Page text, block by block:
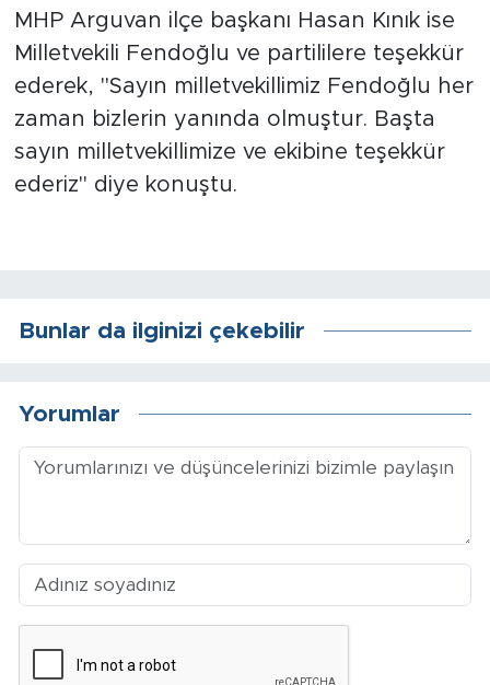
MHP Arguvan ilçe başkanı Hasan Kınık ise
Milletvekili Fendoğlu ve partililere teşekkür
ederek, "Sayın milletvekillimiz Fendoğlu her
zaman bizlerin yanında olmuştur. Başta
sayın milletvekillimize ve ekibine teşekkür
ederiz" diye konuştu.
Bunlar da ilginizi çekebilir
Yorumlar